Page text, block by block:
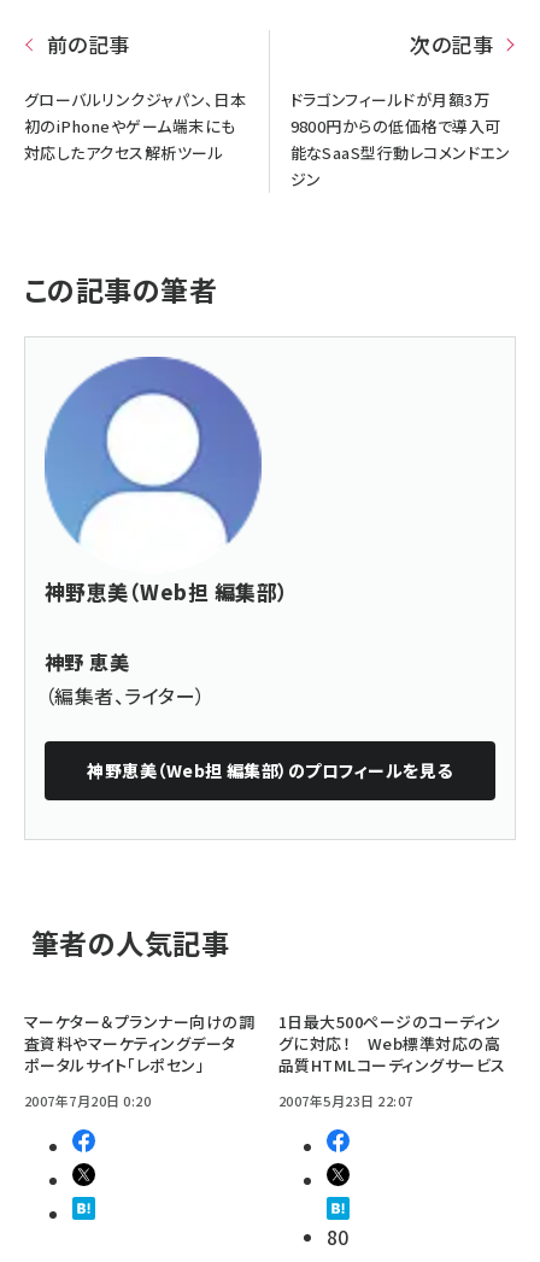
前の記事
グローバルリンクジャパン、日本
初のiPhoneやゲーム端末にも
対応したアクセス解析ツール
次の記事
ドラゴンフィールドが月額3万
9800円からの低価格で導入可
能なSaaS型行動レコメンドエン
ジン
この記事の筆者
神野恵美（Web担 編集部）
神野 恵美
（編集者、ライター）
神野恵美（Web担 編集部） のプロフィールを見る
筆者の人気記事
マーケター＆プランナー向けの調
査資料やマーケティングデータ
ポータルサイト「レポセン」
2007年7月20日 0:20
1日最大500ページのコーディン
グに対応！ Web標準対応の高
品質HTMLコーディングサービス
2007年5月23日 22:07
80